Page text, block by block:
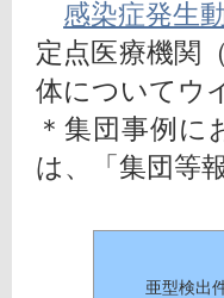
感染症発生
定点医療機関
体についてウ
＊集団事例
は、「集団等
亜型検出